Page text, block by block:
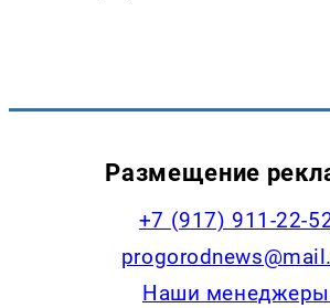
Размещение
+7 (917) 911-22-
Наши менеджеры